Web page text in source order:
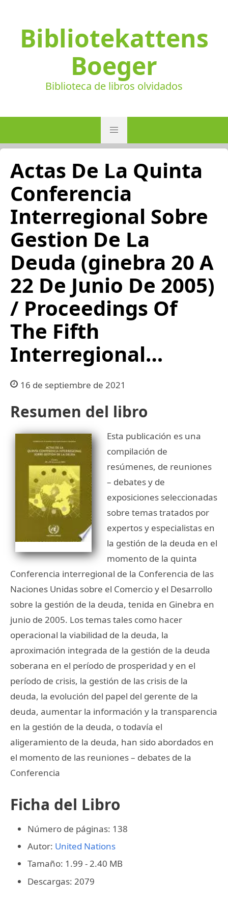
Bibliotekattens
Boeger
Biblioteca de libros olvidados
Actas De La Quinta
Conferencia
Interregional Sobre
Gestion De La
Deuda (ginebra 20 A
22 De Junio De 2005)
/ Proceedings Of
The Fifth
Interregional…
16 de septiembre de 2021
Resumen del libro
Esta publicación es una
compilación de
resúmenes, de reuniones
– debates y de
exposiciones seleccionadas
sobre temas tratados por
expertos y especialistas en
la gestión de la deuda en el
momento de la quinta
Conferencia interregional de la Conferencia de las
Naciones Unidas sobre el Comercio y el Desarrollo
sobre la gestión de la deuda, tenida en Ginebra en
junio de 2005. Los temas tales como hacer
operacional la viabilidad de la deuda, la
aproximación integrada de la gestión de la deuda
soberana en el período de prosperidad y en el
período de crisis, la gestión de las crisis de la
deuda, la evolución del papel del gerente de la
deuda, aumentar la información y la transparencia
en la gestión de la deuda, o todavía el
aligeramiento de la deuda, han sido abordados en
el momento de las reuniones – debates de la
Conferencia
Ficha del Libro
Número de páginas: 138
Autor: United Nations
Tamaño: 1.99 - 2.40 MB
Descargas: 2079